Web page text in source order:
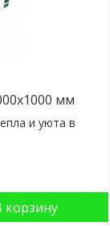
мм
и уюта в
корзину